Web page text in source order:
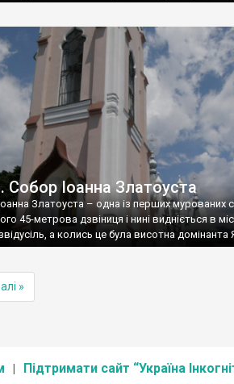
Собор Іоанна Златоуста
Златоуста – одна із перших мурованих
45-метрова дзвіниця і нині видніється в
а колись це була висотна домінанта
»
Підтримати сайт “Україна